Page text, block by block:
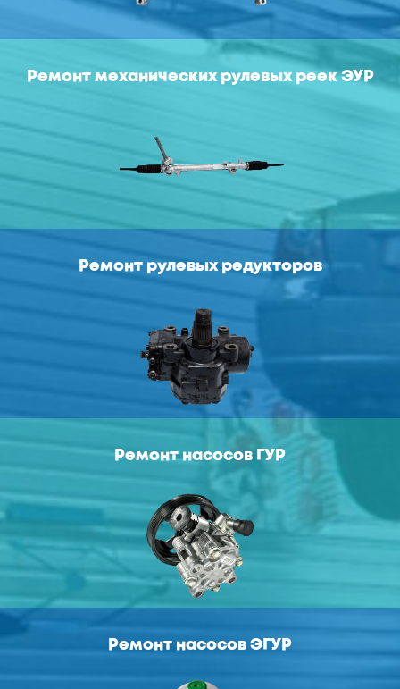
Ремонт механических рулевых реек ЭУР
Ремонт рулевых редукторов
Ремонт насосов ГУР
Ремонт насосов ЭГУР